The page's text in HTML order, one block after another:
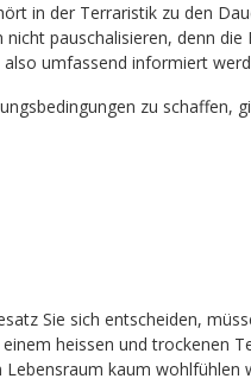
in der Terraristik zu den
pauschalisieren, denn
umfassend informiert
zu schaffen,
Sie sich entscheiden,
heissen und trockenen
kaum wohlfühlen